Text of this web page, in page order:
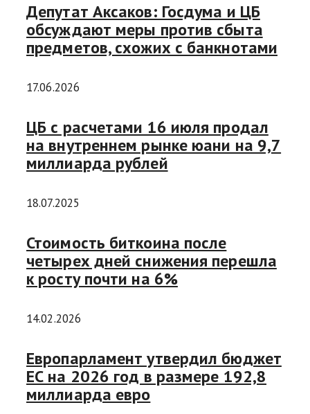
Депутат Аксаков: Госдума и ЦБ
обсуждают меры против сбыта
предметов, схожих с банкнотами
17.06.2026
ЦБ с расчетами 16 июля продал
на внутреннем рынке юани на 9,7
миллиарда рублей
18.07.2025
Стоимость биткоина после
четырех дней снижения перешла
к росту почти на 6%
14.02.2026
Европарламент утвердил бюджет
ЕС на 2026 год в размере 192,8
миллиарда евро